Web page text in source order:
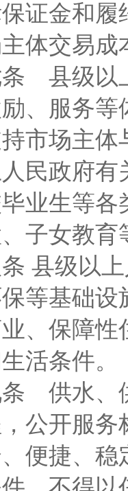
金和履
体交易成
级以上
、服务
市场主
政府有
业生等
子女教
级以上
等基础
、保障
活条件。
水、供
公开服
便捷、